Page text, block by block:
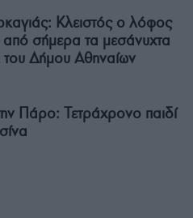
Κλειστός ο λόφος
σήμερα τα μεσάνυχτα
Δήμου Αθηναίων
Πάρο: Τετράχρονο παιδί